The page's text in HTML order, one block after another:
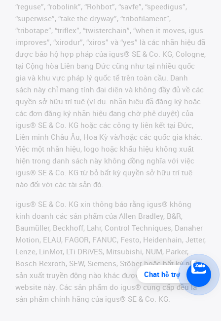
“reguse”, “robolink”, “Rohbot”, “savfe”, “speedigus”,
“superwise”, “take the dryway”, “tribofilament”,
“tribotape”, “triflex”, “twisterchain”, “when it moves, igus
improves”, “xirodur”, “xiros” và “yes” là các nhãn hiệu đã
được bảo hộ hợp pháp của igus® SE & Co. KG, Cologne,
tại Cộng hòa Liên bang Đức cũng như tại nhiều quốc
gia và khu vực pháp lý quốc tế trên toàn cầu. Danh
sách này chỉ mang tính đại diện và không đầy đủ về các
quyền sở hữu trí tuệ (ví dụ: nhãn hiệu đã đăng ký hoặc
các đơn đăng ký nhãn hiệu đang chờ phê duyệt) của
igus® SE & Co. KG hoặc các công ty liên kết tại Đức,
Liên minh Châu Âu, Hoa Kỳ và/hoặc các quốc gia khác.
Việc một nhãn hiệu, logo hoặc khẩu hiệu không xuất
hiện trong danh sách này không đồng nghĩa với việc
igus® SE & Co. KG từ bỏ bất kỳ quyền sở hữu trí tuệ
nào đối với các tài sản đó.
igus® SE & Co. KG xin thông báo rằng igus® không
kinh doanh các sản phẩm của Allen Bradley, B&R,
Baumüller, Beckhoff, Lahr, Control Techniques, Danaher
Motion, ELAU, FAGOR, FANUC, Festo, Heidenhain, Jetter,
Lenze, LinMot, LTi DRiVES, Mitsubishi, NUM, Parker,
Bosch Rexroth, SEW, Siemens, Stöber hoặc bất kỳ nhà
sản xuất truyền động nào khác được đề cập trên
website này. Các sản phẩm do igus® cung cấp đều là
sản phẩm chính hãng của igus® SE & Co. KG.
Chat hỗ trợ